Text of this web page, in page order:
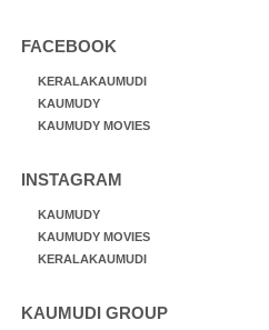
FACEBOOK
KERALAKAUMUDI
KAUMUDY
KAUMUDY MOVIES
INSTAGRAM
KAUMUDY
KAUMUDY MOVIES
KERALAKAUMUDI
KAUMUDI GROUP